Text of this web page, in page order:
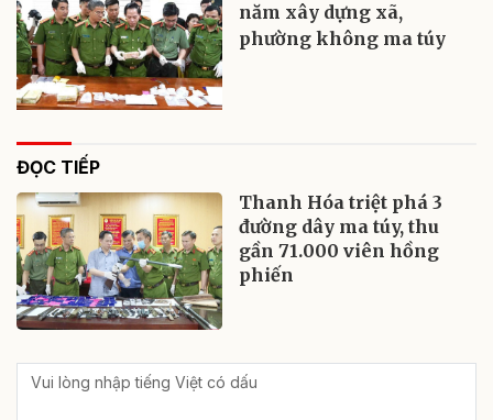
năm xây dựng xã,
phường không ma túy
ĐỌC TIẾP
Thanh Hóa triệt phá 3
đường dây ma túy, thu
gần 71.000 viên hồng
phiến